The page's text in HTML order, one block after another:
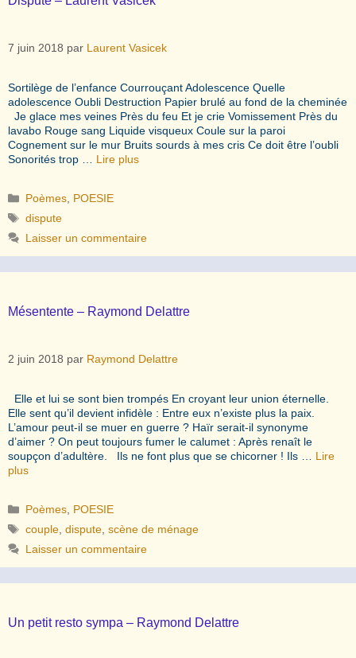
7 juin 2018 par Laurent Vasicek
Sortilège de l’enfance Courrouçant Adolescence Quelle
adolescence Oubli Destruction Papier brulé au fond de la cheminée
Je glace mes veines Près du feu Et je crie Vomissement Près du
lavabo Rouge sang Liquide visqueux Coule sur la paroi
Cognement sur le mur Bruits sourds à mes cris Ce doit être l’oubli
Sonorités trop … Lire plus
Catégories
Poèmes POESIE
Étiquettes
dispute
Laisser un commentaire
Mésentente – Raymond Delattre
2 juin 2018 par Raymond Delattre
Elle et lui se sont bien trompés En croyant leur union éternelle.
Elle sent qu’il devient infidèle : Entre eux n’existe plus la paix.
L’amour peut-il se muer en guerre ? Haïr serait-il synonyme
d’aimer ? On peut toujours fumer le calumet : Après renaît le
soupçon d’adultère. Ils ne font plus que se chicorner ! Ils … Lire
plus
Catégories
Poèmes POESIE
Étiquettes
couple ,dispute ,scène de ménage
Laisser un commentaire
Un petit resto sympa – Raymond Delattre